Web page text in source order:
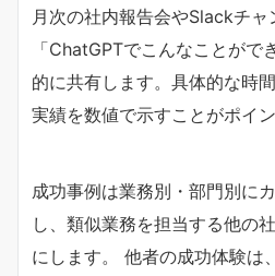
月次の社内報告会やSlackチャ
「ChatGPTでこんなことがで
的に共有します。具体的な時
実績を数値で示すことがポイン
成功事例は業務別・部門別に
し、類似業務を担当する他の
にします。 他者の成功体験は